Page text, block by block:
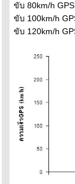
ขับ 80km/h
ขับ 100km/h
ขับ 120km/h